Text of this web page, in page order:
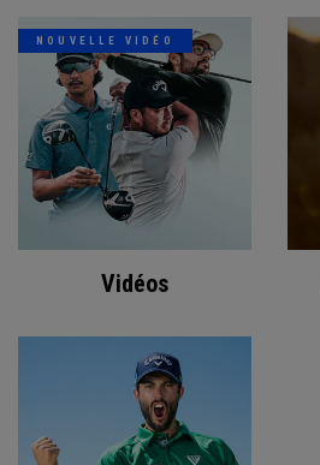
NOUVELLE VIDÉO
Vidéos